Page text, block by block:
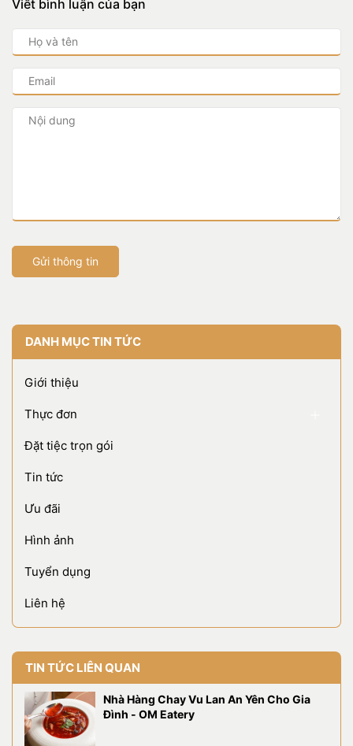
Viết bình luận của bạn
Gửi thông tin
DANH MỤC TIN TỨC
Giới thiệu
Thực đơn
Đặt tiệc trọn gói
Tin tức
Ưu đãi
Hình ảnh
Tuyển dụng
Liên hệ
TIN TỨC LIÊN QUAN
Nhà Hàng Chay Vu Lan An Yên Cho Gia
Đình - OM Eatery